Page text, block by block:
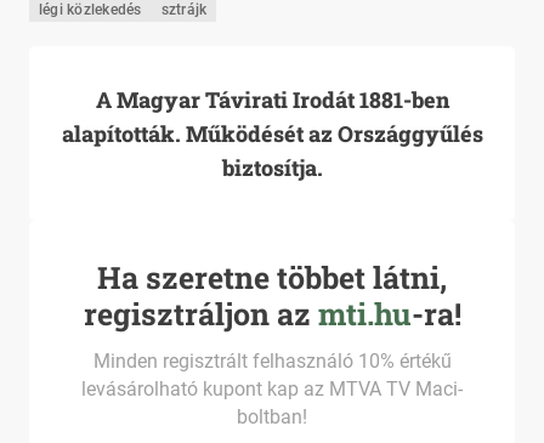
légi közlekedés sztrájk
A Magyar Távirati Irodát 1881-ben
alapították. Működését az Országgyűlés
biztosítja.
Ha szeretne többet látni,
regisztráljon az mti.hu-ra!
Minden regisztrált felhasználó 10% értékű
levásárolható kupont kap az MTVA TV Maci-
boltban!